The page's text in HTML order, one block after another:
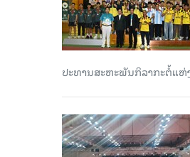
ປະທານສະຫະພັນກິລາກະຕໍ້ແຫ່